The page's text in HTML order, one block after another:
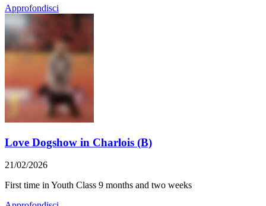
Approfondisci
Love Dogshow in Charlois (B)
21/02/2026
First time in Youth Class 9 months and two weeks